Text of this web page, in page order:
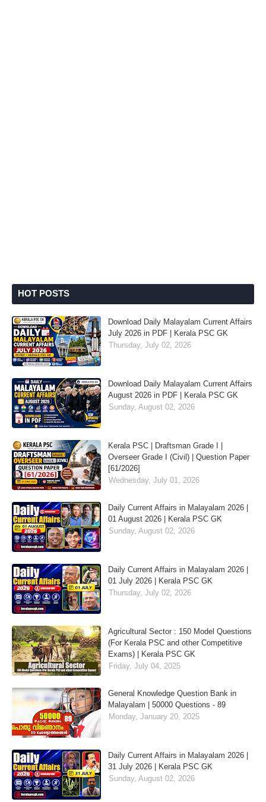
HOT POSTS
Download Daily Malayalam Current Affairs
July 2026 in PDF | Kerala PSC GK
Thursday, July 02, 2026
Download Daily Malayalam Current Affairs
August 2026 in PDF | Kerala PSC GK
Sunday, August 02, 2026
Kerala PSC | Draftsman Grade I |
Overseer Grade I (Civil) | Question Paper
[61/2026]
Wednesday, July 01, 2026
Daily Current Affairs in Malayalam 2026 |
01 August 2026 | Kerala PSC GK
Sunday, August 02, 2026
Daily Current Affairs in Malayalam 2026 |
01 July 2026 | Kerala PSC GK
Thursday, July 02, 2026
Agricultural Sector : 150 Model Questions
(For Kerala PSC and other Competitive
Exams) | Kerala PSC GK
Friday, July 04, 2025
General Knowledge Question Bank in
Malayalam | 50000 Questions - 89
Monday, January 20, 2025
Daily Current Affairs in Malayalam 2026 |
31 July 2026 | Kerala PSC GK
Sunday, August 02, 2026